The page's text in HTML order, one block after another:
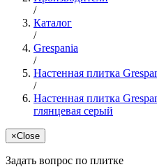
/
Каталог
/
Grespania
/
Настенная плитка
/
Настенная плитка
глянцевая серый
×Close
Задать вопрос по плитке